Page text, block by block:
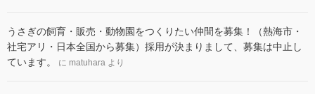
うさぎの飼育・販売・動物園をつくりたい仲間を募集！（熱海市・
社宅アリ・日本全国から募集）採用が決まりまして、募集は中止し
ています。
に matuhara より